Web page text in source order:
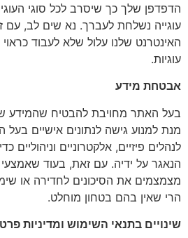
הדפדפן שלך כך שיסרב לכל סוגי
עוגייה נשלחת לעברך. נא שים לב, עם
האינטרנט שלנו עלול שלא לעבוד
עוגיות.
אבטחת מידע
בעל האתר מחויבת להבטיח שהמידע
מנת למנוע גישה לנתונים אישיים
לנהלים פיזיים, אלקטרוניים
הנאגר על ידיה. עם זאת, בעוד
מצמצמים את הסיכונים לחדירה או
הרי שאין בהם בטחון מוחלט.
שינויים בתנאי השימוש ומדיניות